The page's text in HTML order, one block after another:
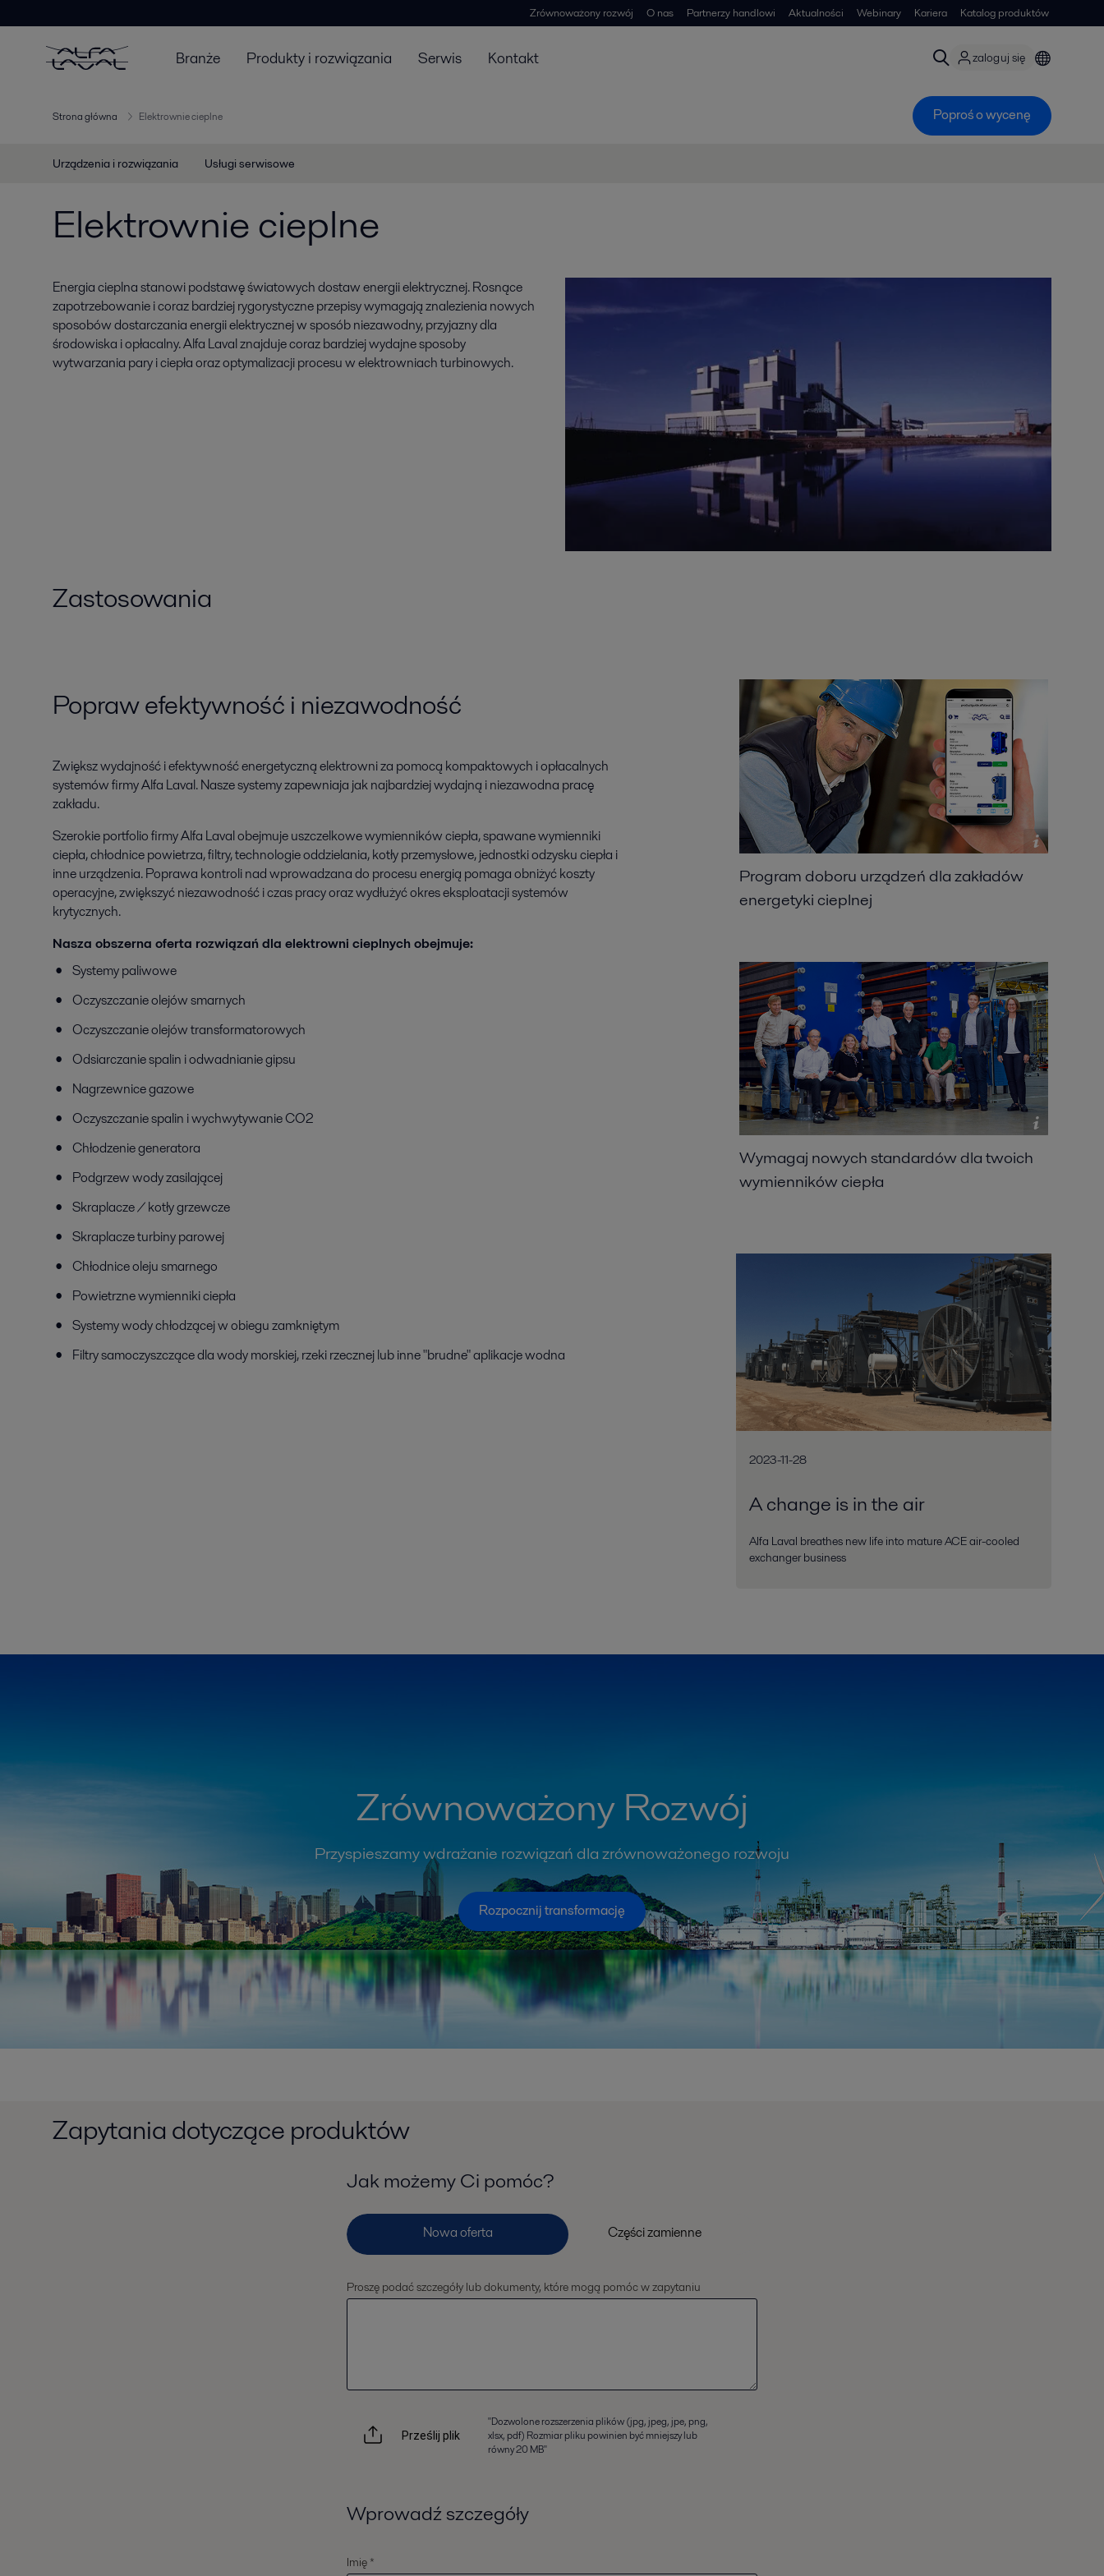
Zrównoważony rozwój O nas Partnerzy handlowi Aktualności Webinary Kariera Katalog produktów
Branże Produkty i rozwiązania Serwis Kontakt zaloguj się
Strona główna Elektrownie cieplne Poproś o wycenę
Urządzenia i rozwiązania Usługi serwisowe
Elektrownie cieplne
Energia cieplna stanowi podstawę światowych dostaw energii elektrycznej. Rosnące
zapotrzebowanie i coraz bardziej rygorystyczne przepisy wymagają znalezienia nowych
sposobów dostarczania energii elektrycznej w sposób niezawodny, przyjazny dla
środowiska i opłacalny. Alfa Laval znajduje coraz bardziej wydajne sposoby
wytwarzania pary i ciepła oraz optymalizacji procesu w elektrowniach turbinowych.
Zastosowania
Popraw efektywność i niezawodność
Zwiększ wydajność i efektywność energetyczną elektrowni za pomocą kompaktowych i opłacalnych
systemów firmy Alfa Laval. Nasze systemy zapewniaja jak najbardziej wydajną i niezawodna pracę
zakładu.
Szerokie portfolio firmy Alfa Laval obejmuje uszczelkowe wymienników ciepła, spawane wymienniki
ciepła, chłodnice powietrza, filtry, technologie oddzielania, kotły przemysłowe, jednostki odzysku ciepła i
inne urządzenia. Poprawa kontroli nad wprowadzana do procesu energią pomaga obniżyć koszty
operacyjne, zwiększyć niezawodność i czas pracy oraz wydłużyć okres eksploatacji systemów
krytycznych.
Nasza obszerna oferta rozwiązań dla elektrowni cieplnych obejmuje:
Systemy paliwowe
Oczyszczanie olejów smarnych
Oczyszczanie olejów transformatorowych
Odsiarczanie spalin i odwadnianie gipsu
Nagrzewnice gazowe
Oczyszczanie spalin i wychwytywanie CO2
Chłodzenie generatora
Podgrzew wody zasilającej
Skraplacze / kotły grzewcze
Skraplacze turbiny parowej
Chłodnice oleju smarnego
Powietrzne wymienniki ciepła
Systemy wody chłodzącej w obiegu zamkniętym
Filtry samoczyszczące dla wody morskiej, rzeki rzecznej lub inne "brudne" aplikacje wodna
Program doboru urządzeń dla zakładów
energetyki cieplnej
Wymagaj nowych standardów dla twoich
wymienników ciepła
2023-11-28
A change is in the air
Alfa Laval breathes new life into mature ACE air-cooled
exchanger business
Zrównoważony Rozwój
Przyspieszamy wdrażanie rozwiązań dla zrównoważonego rozwoju
Rozpocznij transformację
Zapytania dotyczące produktów
Jak możemy Ci pomóc?
Proszę podać szczegóły lub dokumenty, które mogą pomóc w zapytaniu
Prześlij plik
"Dozwolone rozszerzenia plików (jpg, jpeg, jpe, png,
xlsx, pdf) Rozmiar pliku powinien być mniejszy lub
równy 20 MB"
Wprowadź szczegóły
Imię *